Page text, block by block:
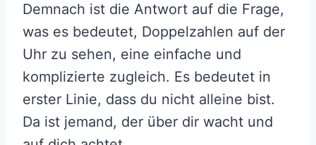
Demnach ist die Antwort auf die Frage,
was es bedeutet, Doppelzahlen auf der
Uhr zu sehen, eine einfache und
komplizierte zugleich. Es bedeutet in
erster Linie, dass du nicht alleine bist.
Da ist jemand, der über dir wacht und